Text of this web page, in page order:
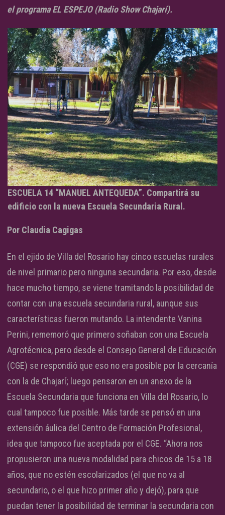
el programa EL ESPEJO (Radio Show Chajarí).
ESCUELA 14 “MANUEL ANTEQUEDA”. Compartirá su
edificio con la nueva Escuela Secundaria Rural.
Por Claudia Cagigas
En el ejido de Villa del Rosario hay cinco escuelas rurales
de nivel primario pero ninguna secundaria. Por eso, desde
hace mucho tiempo, se viene tramitando la posibilidad de
contar con una escuela secundaria rural, aunque sus
características fueron mutando. La intendente Vanina
Perini, rememoró que primero soñaban con una Escuela
Agrotécnica, pero desde el Consejo General de Educación
(CGE) se respondió que eso no era posible por la cercanía
con la de Chajarí; luego pensaron en un anexo de la
Escuela Secundaria que funciona en Villa del Rosario, lo
cual tampoco fue posible. Más tarde se pensó en una
extensión áulica del Centro de Formación Profesional,
idea que tampoco fue aceptada por el CGE. “Ahora nos
propusieron una nueva modalidad para chicos de 15 a 18
años, que no estén escolarizados (el que no va al
secundario, o el que hizo primer año y dejó), para que
puedan tener la posibilidad de terminar la secundaria con